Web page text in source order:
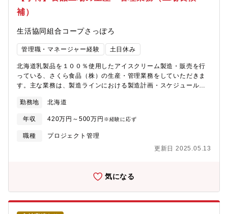
補）
生活協同組合コープさっぽろ
管理職・マネージャー経験 土日休み
北海道乳製品を１００％使用したアイスクリーム製造・販売を行
っている、さくら食品（株）の生産・管理業務をしていただきま
す。主な業務は、製造ラインにおける製造計画・スケジュールの
成。製造実績および業績の管理（出荷数、棚卸など）。原材料や
包材、関連する資材などの調達および在庫管理です。将来的には
工場長としての起用も見据えております。＊試採用期間３ヶ月経
過後、１回目：３ヶ月、２回目：６ヶ月の契約期間を経て、無期
勤務地 北海道
年収 420万円～500万円 ※経験に応ず
職種
プロジェクト管理
更新日 2025.05.13
気になる